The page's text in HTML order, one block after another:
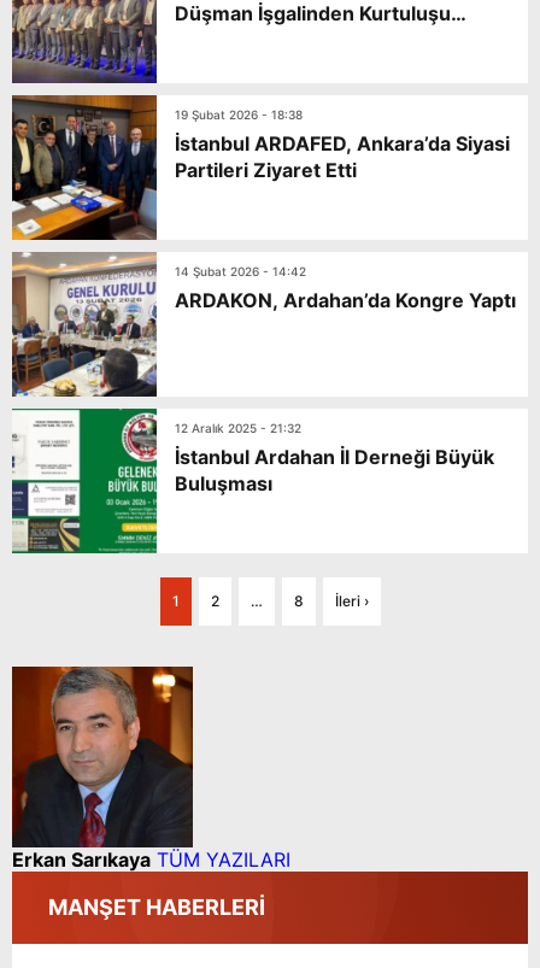
Düşman İşgalinden Kurtuluşu
19 Şubat 2026 - 18:38
İstanbul ARDAFED, Ankara’da Siyasi
Partileri Ziyaret Etti
14 Şubat 2026 - 14:42
ARDAKON, Ardahan’da Kongre Yaptı
12 Aralık 2025 - 21:32
İstanbul Ardahan İl Derneği Büyük
Buluşması
1 2 … 8 İleri ›
Erkan Sarıkaya TÜM YAZILARI
MANŞET HABERLERİ